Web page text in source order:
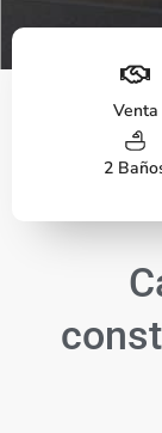
Fachada
Venta
2